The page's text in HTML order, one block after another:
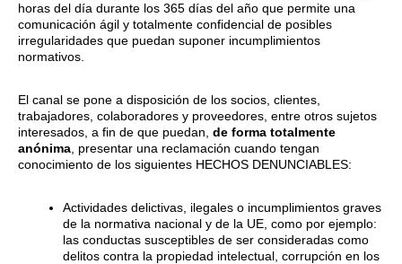
horas del día durante los 365 días del año que permite una
comunicación ágil y totalmente confidencial de posibles
irregularidades que puedan suponer incumplimientos
normativos.
El canal se pone a disposición de los socios, clientes,
trabajadores, colaboradores y proveedores, entre otros sujetos
interesados, a fin de que puedan, de forma totalmente
anónima , presentar una reclamación cuando tengan
conocimiento de los siguientes HECHOS DENUNCIABLES:
Actividades delictivas, ilegales o incumplimientos graves
de la normativa nacional y de la UE, como por ejemplo:
las conductas susceptibles de ser consideradas como
delitos contra la propiedad intelectual, corrupción en los